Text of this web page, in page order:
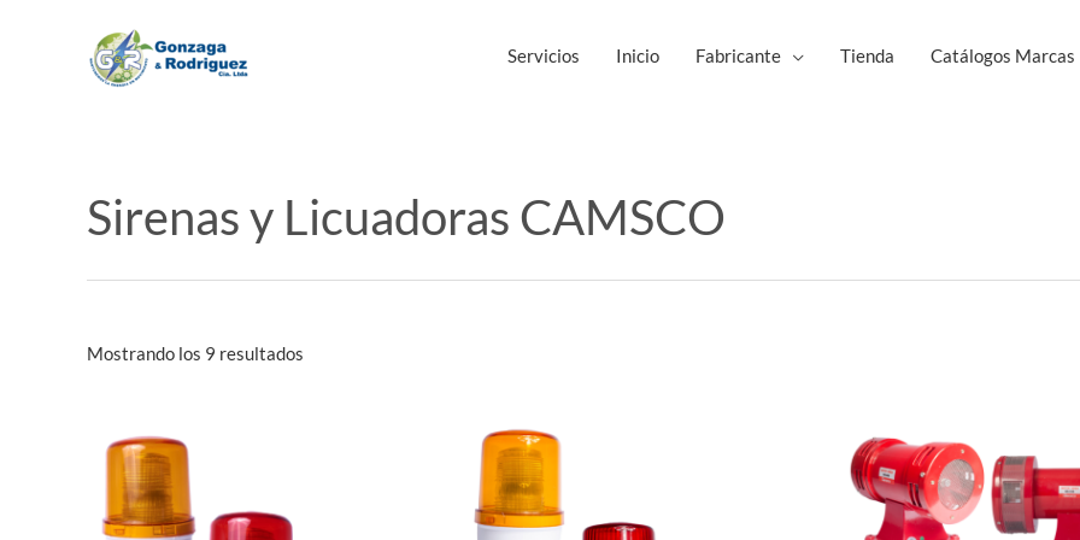
Servicios Inicio Fabricante Tienda Catálogos Marcas
Sirenas y Licuadoras CAMSCO
Mostrando los 9 resultados